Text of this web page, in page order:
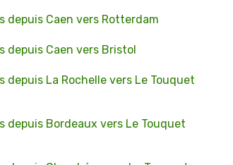
depuis Caen vers Rotterdam
depuis Caen vers Bristol
depuis La Rochelle vers Le Touquet
depuis Bordeaux vers Le Touquet